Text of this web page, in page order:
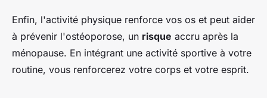
Enfin, l'activité physique renforce vos os et peut aider
à prévenir l'ostéoporose, un risque accru après la
ménopause. En intégrant une activité sportive à votre
routine, vous renforcerez votre corps et votre esprit.